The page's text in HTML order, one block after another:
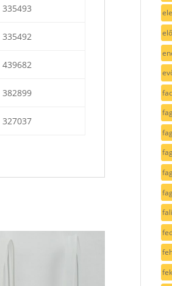
335493
335492
439682
382899
327037